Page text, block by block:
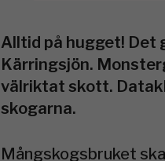
Alltid på hugget! Det
Kärringsjön.
välriktat skott.
skogarna.
Mångskogsbruket